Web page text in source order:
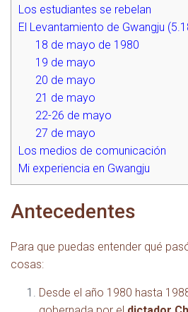
Los estudiantes se rebelan
El Levantamiento de Gwangju
18 de mayo de 1980
19 de mayo
20 de mayo
21 de mayo
22-26 de mayo
27 de mayo
Los medios de comunicación
Mi experiencia en Gwangju
Antecedentes
Para que puedas entender qué
cosas:
Desde el año 1980 hasta